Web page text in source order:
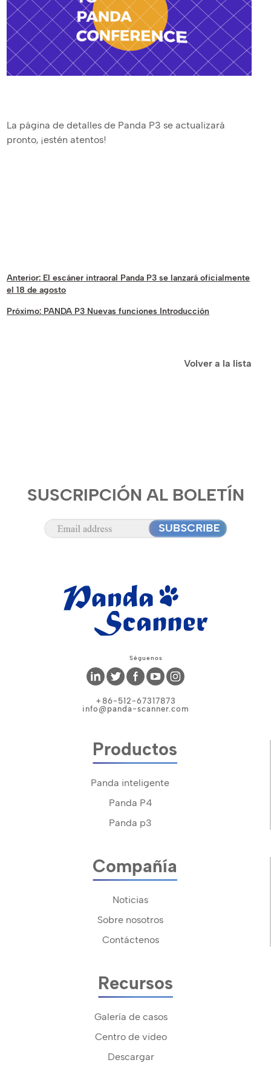
La página de detalles de Panda P3 se actualizará
pronto, ¡estén atentos!
Anterior: El escáner intraoral Panda P3 se lanzará oficialmente
el 18 de agosto
Próximo: PANDA P3 Nuevas funciones Introducción
Volver a la lista
SUSCRIPCIÓN AL BOLETÍN
Séguenos
+86-512-67317873
info@panda-scanner.com
Productos
Panda inteligente
Panda P4
Panda p3
Compañía
Noticias
Sobre nosotros
Contáctenos
Recursos
Galería de casos
Centro de video
Descargar